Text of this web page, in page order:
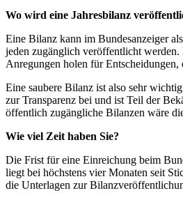
Wo wird eine Jahresbilanz
Eine Bilanz kann im Bundesanzeiger
jeden zugänglich veröffentlicht werden.
Anregungen holen für
Eine saubere Bilanz ist also sehr
zur Transparenz bei und ist Teil der
öffentlich zugängliche Bilanzen wäre
Wie viel Zeit haben Sie?
Die Frist für eine Einreichung beim
liegt bei höchstens vier Monaten seit
die Unterlagen zur